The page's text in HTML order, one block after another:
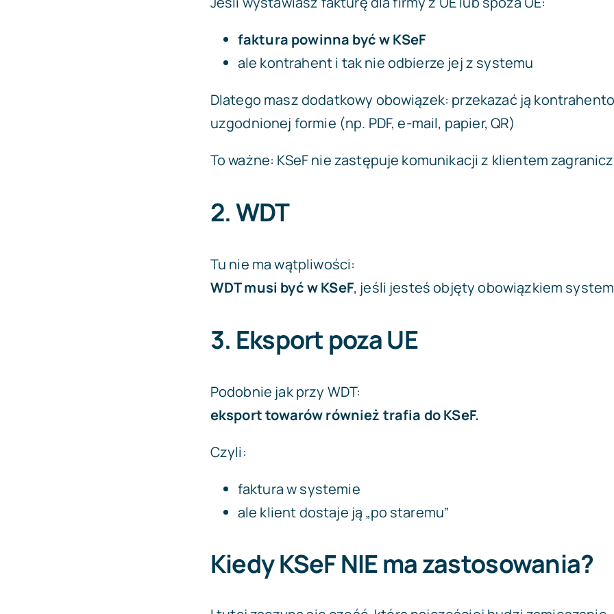
faktura powinna być w KSeF
ale kontrahent i tak nie odbierze jej z systemu
Dlatego masz dodatkowy obowiązek: przekazać ją
uzgodnionej formie (np. PDF, e-mail, papier, QR)
To ważne: KSeF nie zastępuje komunikacji z klientem
2. WDT
Tu nie ma wątpliwości:
WDT musi być w KSeF, jeśli jesteś objęty obowiązkiem
3. Eksport poza UE
Podobnie jak przy WDT:
eksport towarów również trafia do KSeF.
Czyli:
faktura w systemie
ale klient dostaje ją „po staremu”
Kiedy KSeF NIE ma zastosowania?